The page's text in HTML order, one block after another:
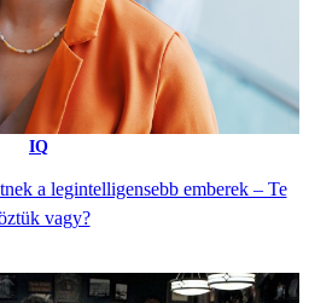
IQ
a legintelligensebb emberek – Te
vagy?